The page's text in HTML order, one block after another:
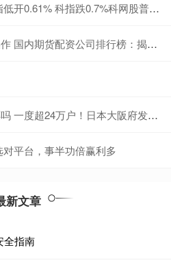
0.61% 科指跌0.7%科网股普遍下跌
货配资公司排行榜：揭秘十大实力巨头
24万户！日本大阪府发生大规模停电
平台，事半功倍赢利多
新文章
全指南